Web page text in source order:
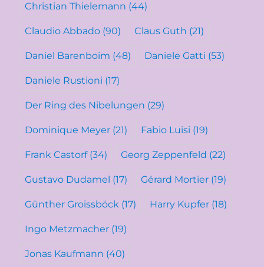
Christian Thielemann (44)
Claudio Abbado (90) Claus Guth (21)
Daniel Barenboim (48) Daniele Gatti (53)
Daniele Rustioni (17)
Der Ring des Nibelungen (29)
Dominique Meyer (21) Fabio Luisi (19)
Frank Castorf(34) Georg Zeppenfeld (22)
Gustavo Dudamel (17) Gérard Mortier (19)
Günther Groissböck (17) Harry Kupfer (18)
Ingo Metzmacher (19)
Jonas Kaufmann (40)